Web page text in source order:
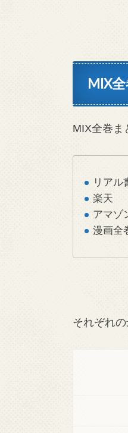
MIX
MIX全巻ま
リアル
楽天
アマゾ
漫画全
それぞれ